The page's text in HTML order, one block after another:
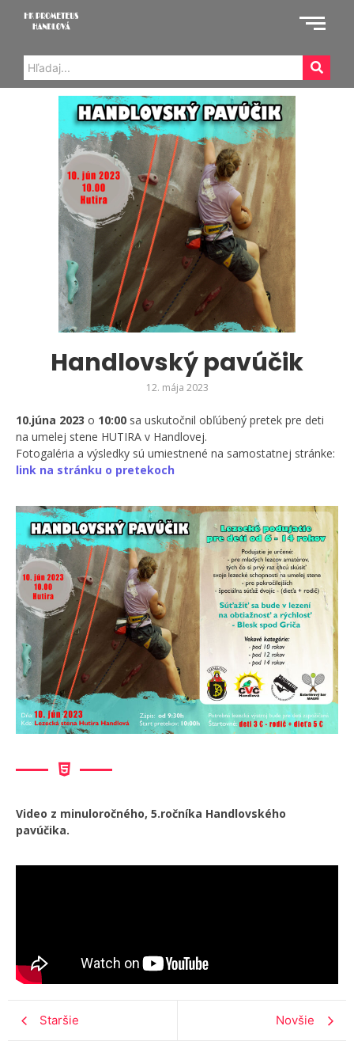
Handlovský pavúčik
12. mája 2023
10.júna 2023 o 10:00 sa uskutočnil obľúbený pretek pre deti
na umelej stene HUTIRA v Handlovej.
Fotogaléria a výsledky sú umiestnené na samostatnej stránke:
link na stránku o pretekoch
Video z minuloročného, 5.ročníka Handlovského
pavúčika.
Staršie Novšie